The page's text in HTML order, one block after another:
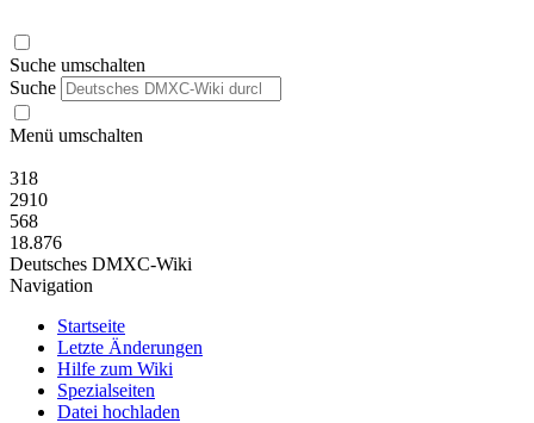
Suche umschalten
Suche
Menü umschalten
318
2910
568
18.876
Deutsches DMXC-Wiki
Navigation
Startseite
Letzte Änderungen
Hilfe zum Wiki
Spezialseiten
Datei hochladen